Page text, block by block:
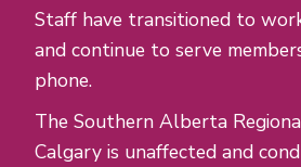
Staff have transitioned to
and continue to serve
phone.
The Southern Alberta
Calgary is unaffected and